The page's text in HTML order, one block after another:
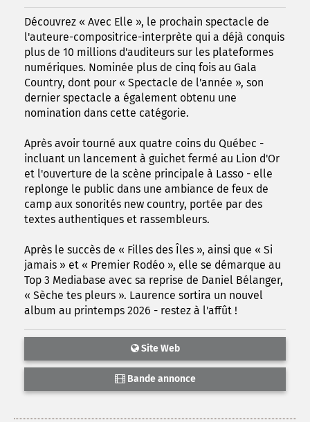
Découvrez « Avec Elle », le prochain spectacle de
l'auteure-compositrice-interprète qui a déjà conquis
plus de 10 millions d'auditeurs sur les plateformes
numériques. Nominée plus de cinq fois au Gala
Country, dont pour « Spectacle de l'année », son
dernier spectacle a également obtenu une
nomination dans cette catégorie.
Après avoir tourné aux quatre coins du Québec -
incluant un lancement à guichet fermé au Lion d'Or
et l'ouverture de la scène principale à Lasso - elle
replonge le public dans une ambiance de feux de
camp aux sonorités new country, portée par des
textes authentiques et rassembleurs.
Après le succès de « Filles des Îles », ainsi que « Si
jamais » et « Premier Rodéo », elle se démarque au
Top 3 Mediabase avec sa reprise de Daniel Bélanger,
« Sèche tes pleurs ». Laurence sortira un nouvel
album au printemps 2026 - restez à l'affût !
Site Web
Bande annonce